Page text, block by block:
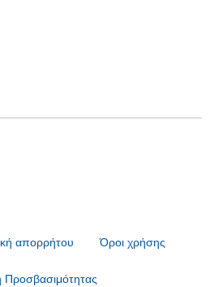
απορρήτου Όροι χρήσης